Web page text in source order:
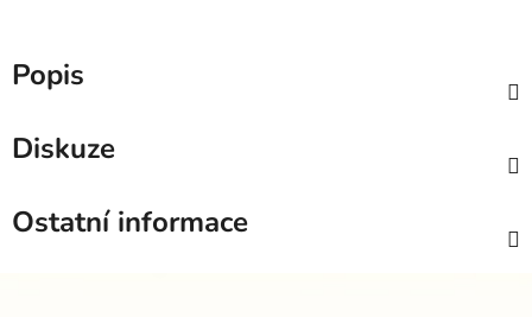
Popis
Diskuze
Ostatní informace